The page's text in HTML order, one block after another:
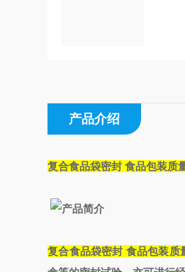
产品介绍
复合食品袋密封 食品包装质
复合食品袋密封 食品包装质